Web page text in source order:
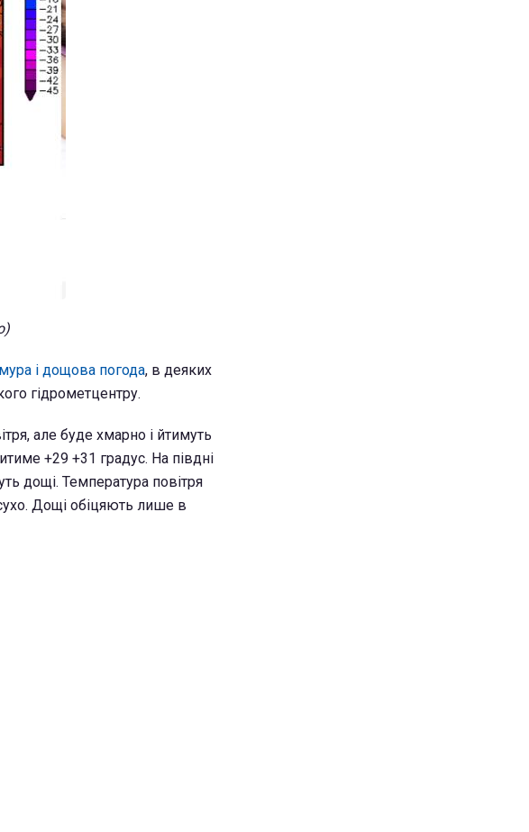
і дощова погода, в деяких
гідрометцентру.
але буде хмарно і йтимуть
+29 +31 градус. На півдні
дощі. Температура повітря
Дощі обіцяють лише в